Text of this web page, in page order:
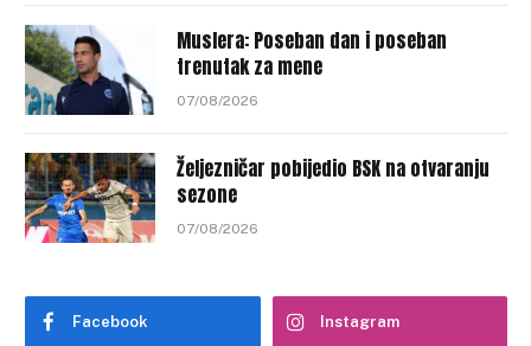
Muslera: Poseban dan i poseban
trenutak za mene
07/08/2026
Željezničar pobijedio BSK na otvaranju
sezone
07/08/2026
Facebook Instagram